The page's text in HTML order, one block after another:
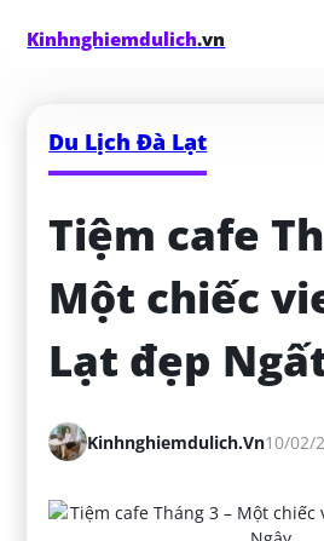
Kinhnghiemdulich.vn
Du Lịch Đà Lạt
Tiệm cafe
Một chiếc
Lạt đẹp
Kinhnghiemdulich.vn10/02/